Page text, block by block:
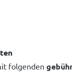
folgenden